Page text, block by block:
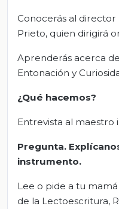
Conocerás al
Prieto, quien dirigirá
Aprenderás acerca
Entonación y
¿Qué hacemos?
Entrevista al maestro
Pregunta.
instrumento.
Lee o pide a tu
de la Lectoescritura,